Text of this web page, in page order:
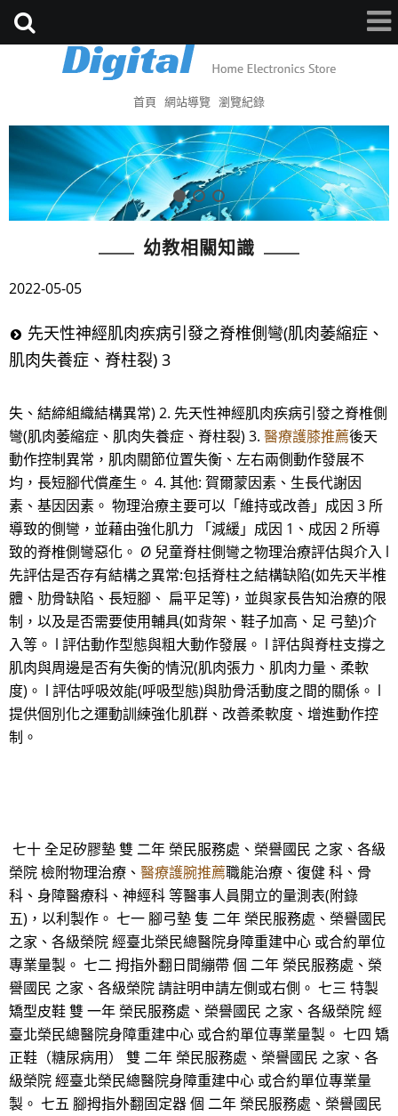
首頁 網站導覽 瀏覽紀錄
幼教相關知識
2022-05-05
先天性神經肌肉疾病引發之脊椎側彎(肌肉萎縮症、
肌肉失養症、脊柱裂) 3
失、結締組織結構異常) 2. 先天性神經肌肉疾病引發之脊椎側
彎(肌肉萎縮症、肌肉失養症、脊柱裂) 3. 醫療護膝推薦後天
動作控制異常，肌肉關節位置失衡、左右兩側動作發展不
均，長短腳代償產生。 4. 其他: 賀爾蒙因素、生長代謝因
素、基因因素。 物理治療主要可以「維持或改善」成因 3 所
導致的側彎，並藉由強化肌力 「減緩」成因 1、成因 2 所導
致的脊椎側彎惡化。 Ø 兒童脊柱側彎之物理治療評估與介入 l
先評估是否存有結構之異常:包括脊柱之結構缺陷(如先天半椎
體、肋骨缺陷、長短腳、 扁平足等)，並與家長告知治療的限
制，以及是否需要使用輔具(如背架、鞋子加高、足 弓墊)介
入等。 l 評估動作型態與粗大動作發展。 l 評估與脊柱支撐之
肌肉與周邊是否有失衡的情況(肌肉張力、肌肉力量、柔軟
度)。 l 評估呼吸效能(呼吸型態)與肋骨活動度之間的關係。 l
提供個別化之運動訓練強化肌群、改善柔軟度、增進動作控
制。
七十 全足矽膠墊 雙 二年 榮民服務處、榮譽國民 之家、各級
榮院 檢附物理治療、 醫療護腕推薦職能治療、復健 科、骨
科、身障醫療科、神經科 等醫事人員開立的量測表(附錄
五)，以利製作。 七一 腳弓墊 隻 二年 榮民服務處、榮譽國民
之家、各級榮院 經臺北榮民總醫院身障重建中心 或合約單位
專業量製。 七二 拇指外翻日間繃帶 個 二年 榮民服務處、榮
譽國民 之家、各級榮院 請註明申請左側或右側。 七三 特製
矯型皮鞋 雙 一年 榮民服務處、榮譽國民 之家、各級榮院 經
臺北榮民總醫院身障重建中心 或合約單位專業量製。 七四 矯
正鞋（糖尿病用） 雙 二年 榮民服務處、榮譽國民 之家、各
級榮院 經臺北榮民總醫院身障重建中心 或合約單位專業量
製。 七五 腳拇指外翻固定器 個 二年 榮民服務處、榮譽國民